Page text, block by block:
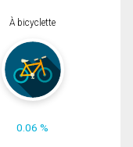
À bicyclette
0.06 %